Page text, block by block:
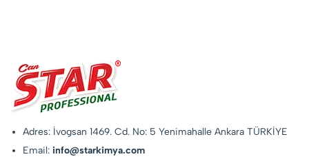
Adres: İvogsan 1469. Cd. No: 5 Yenimahalle Ankara TÜRKİYE
Email: info@starkimya.com